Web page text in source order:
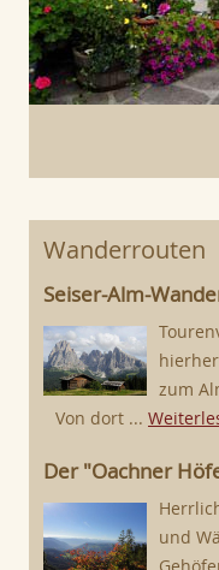
Wanderrouten
Seiser-Alm-
zum
Von dort ...
Der "Oachner
und